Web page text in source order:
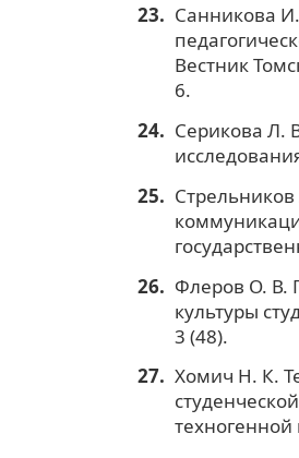
Санникова
Вестник
6.
Серикова Л.
Флеров О. В.
культуры
3 (48).
Хомич Н. К.